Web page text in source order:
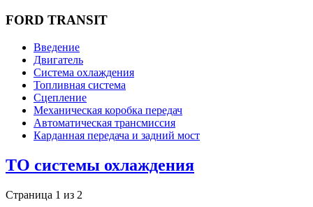
FORD TRANSIT
Введение
Двигатель
Система охлаждения
Топливная система
Сцепление
Механическая коробка передач
Автоматическая трансмиссия
Карданная передача и задний мост
ТО системы охлаждения
Страница 1 из 2